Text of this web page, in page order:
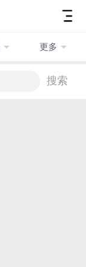
更多
搜索